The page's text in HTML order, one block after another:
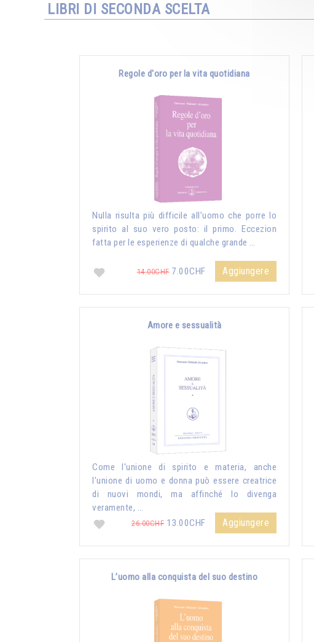
LIBRI DI SECONDA SCELTA
Regole d'oro per la vita quotidiana
Nulla risulta più difficile all’uomo che porre lo
spirito al suo vero posto: il primo. Eccezion
fatta per le esperienze di qualche grande …
14.00CHF7.00CHF Aggiungere
Amore e sessualità
Come l'unione di spirito e materia, anche
l'unione di uomo e donna può essere creatrice
di nuovi mondi, ma affinché lo divenga
veramente, …
26.00CHF 13.00CHF Aggiungere
L’uomo alla conquista del suo destino